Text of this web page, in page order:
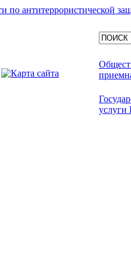
по антитеррористической
услуги